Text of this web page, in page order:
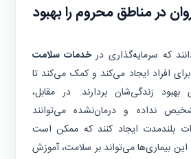
در مناطق محروم را بهبود
که سرمایه‌گذاری درخدمات سلامت
افراد ایجاد می‌کند و کمک می‌کند تا
بهبود زندگی‌شان بردارند. در مقابل،
نداده و درمان‌نشده می‌توانند
بلندمدت ایجاد کنند که ممکن است
این بیماری‌ها می‌تواند بر سلامت، آموزش